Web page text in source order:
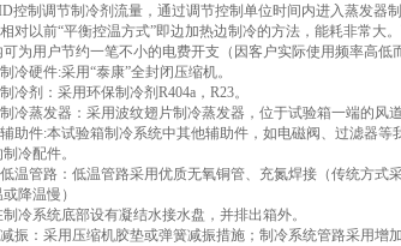
控制调节制冷剂流量，通过调节控制单位时间内进入蒸发器
对以前“平衡控温方式”即边加热边制冷的方法，能耗非常大
可为用户节约一笔不小的电费开支（因客户实际使用频率高低
冷硬件:采用“泰康”全封闭压缩机。
冷剂：采用环保制冷剂R404a，R23。
冷蒸发器：采用波纹翅片制冷蒸发器，位于试验箱一端的风
助件:本试验箱制冷系统中其他辅助件，如电磁阀、过滤器
冷配件。
温管路：低温管路采用优质无氧铜管、充氮焊接（传统方
降温慢）
制冷系统底部设有凝结水接水盘，并排出箱外。
振：采用压缩机胶垫或弹簧减振措施；制冷系统管路采用增